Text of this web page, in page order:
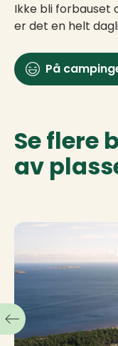
Ikke bli forbauset
er det en helt
På
Se flere
av